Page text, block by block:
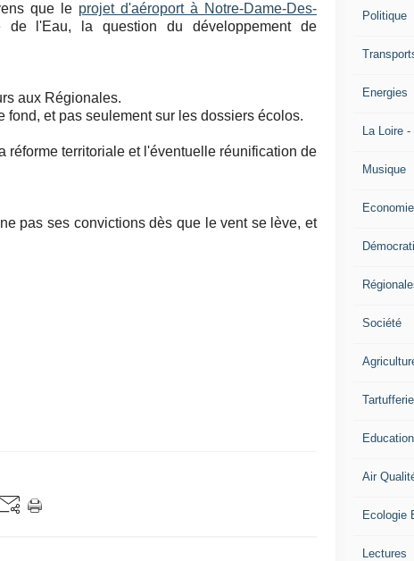
que le projet d'aéroport à Notre-Dame-Des-
l'Eau, la question du développement de
aux Régionales.
et pas seulement sur les dossiers écolos.
réforme territoriale et l'éventuelle réunification de
pas ses convictions dès que le vent se lève, et
Politique
Energies
La Loire
Musique
Société
Education
Air
Ecologie
Lectures